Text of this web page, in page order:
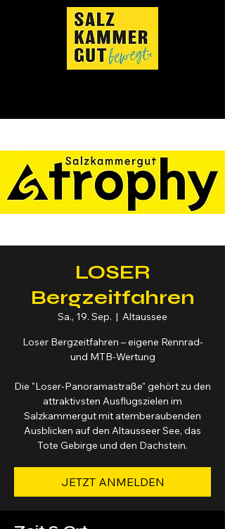
LOSER
Bergzeitfahren
Sa., 19. Sep.
  |
Altaussee
Loser Bergzeitfahren – eigene Rennrad-
und MTB-Wertung
Die "Loser-Panoramastraße" gehört zu den
attraktivsten Ausflugszielen im
Salzkammergut mit atemberaubenden
Ausblicken auf den Altausseer See, das
Tote Gebirge und den Dachstein.
JETZT ANMELDEN